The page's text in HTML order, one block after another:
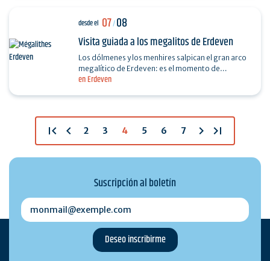
en Erdeven
desde el 07/08
Visita guiada a los megalitos de Erdeven
Los dólmenes y los menhires salpican el gran arco
megalítico de Erdeven: es el momento de
descubrir un poco más sobre ellos. Desde las
first_page chevron_left 2 3 4 5 6 7 chevron_right last_page
Suscripción al boletín
monmail@exemple.com